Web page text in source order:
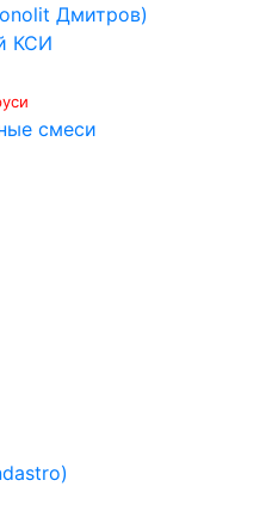
Дмитров)
КСИ
смеси